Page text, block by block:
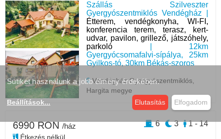
Szállás Szilveszter
Gyergyószentmiklós Vendégház |
Étterem, vendégkonyha, WI-FI,
konferencia terem, terasz, kert-
udvar, pavilon, grillező, játszóhely,
parkoló | 12km
Gyergyócsomafalvi-sípálya, 25km
Gyilkos-tó, 30km Békás-szoros
Vendégház Gyergyószentmiklós,
Hargita megye
6990 RON/ház
Étkezés nélkül
1 - 14
3
6
Sütiket használunk a jobb élmény érdekében.
Beállítások... Elutasítás Elfogadom